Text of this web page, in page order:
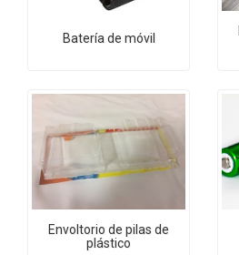
Batería de móvil
Envoltorio de pilas de
plástico